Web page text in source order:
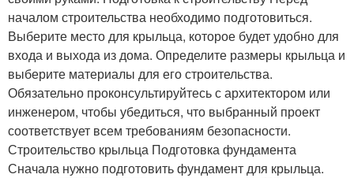
началом строительства необходимо подготовиться.
Выберите место для крыльца, которое будет удобно для
входа и выхода из дома. Определите размеры крыльца и
выберите материалы для его строительства.
Обязательно проконсультируйтесь с архитектором или
инженером, чтобы убедиться, что выбранный проект
соответствует всем требованиям безопасности.
Строительство крыльца Подготовка фундамента
Сначала нужно подготовить фундамент для крыльца.